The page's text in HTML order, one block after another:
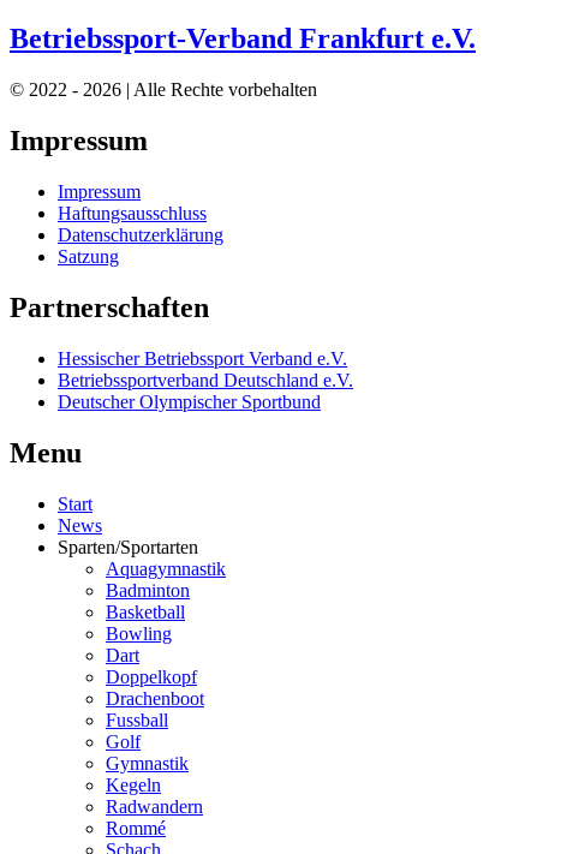
Betriebssport-Verband Frankfurt e.V.
© 2022 - 2026 | Alle Rechte vorbehalten
Impressum
Impressum
Haftungsausschluss
Datenschutzerklärung
Satzung
Partnerschaften
Hessischer Betriebssport Verband e.V.
Betriebssportverband Deutschland e.V.
Deutscher Olympischer Sportbund
Menu
Start
News
Sparten/Sportarten
Aquagymnastik
Badminton
Basketball
Bowling
Dart
Doppelkopf
Drachenboot
Fussball
Golf
Gymnastik
Kegeln
Radwandern
Rommé
Schach